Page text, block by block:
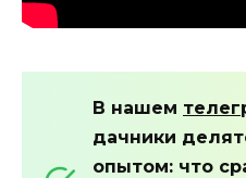
В нашем
дачники
опытом: что